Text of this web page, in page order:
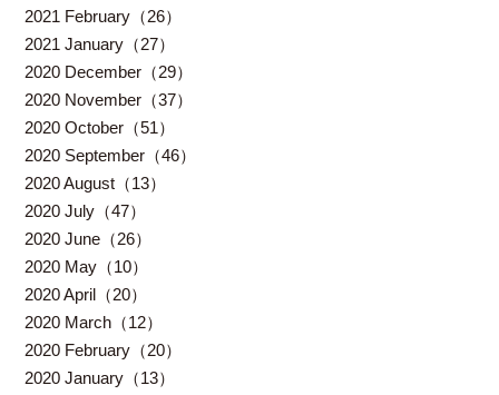
2021 February（26）
2021 January（27）
2020 December（29）
2020 November（37）
2020 October（51）
2020 September（46）
2020 August（13）
2020 July（47）
2020 June（26）
2020 May（10）
2020 April（20）
2020 March（12）
2020 February（20）
2020 January（13）